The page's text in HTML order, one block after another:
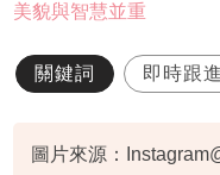
美貌與智慧並重
關鍵詞 即時跟進
圖片來源：